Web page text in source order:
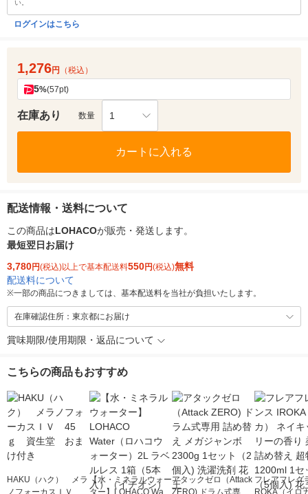
い。
ログインはこちら
1,276円 （税込）
5%(57pt)
在庫あり 数量 1
カートに入れる
配送情報・送料について
この商品はLOHACOが販売・発送します。
最短翌日お届け
3,780円(税込)以上で基本配送料550円(税込)無料
配送料について
※一部の商品につきましては、基本配送料を当社が負担いたします。
在庫確認住所：東京都にお届け
賞味期限/使用期限・返品について
こちらの商品もおすすめ
HAKU（ハク） メラ 【水・ミネラルウォーアタックゼロ（Attack フレアフレグ